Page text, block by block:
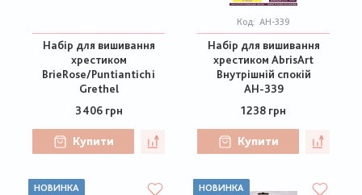
Набір для вишивання
хрестиком
BrieRose/Puntiantichi
Grethel
3406 грн
Купити
Код: АН-339
Набір для вишивання
хрестиком AbrisArt
Внутрішній спокій
АН-339
1238 грн
Купити
НОВИНКА НОВИНКА